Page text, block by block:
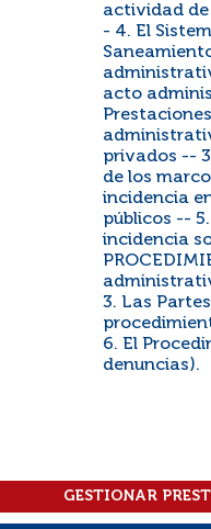
actividad
- 4. El
acto
privados --
de los
incidencia
públicos --
incidencia
3. Las
6. El
denuncias).